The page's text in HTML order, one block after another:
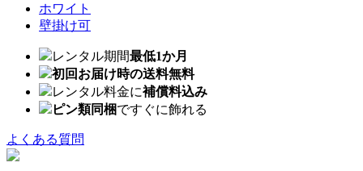
ホワイト
壁掛け可
レンタル期間最低1か月
初回お届け時の送料無料
レンタル料金に補償料込み
ピン類同梱ですぐに飾れる
よくある質問